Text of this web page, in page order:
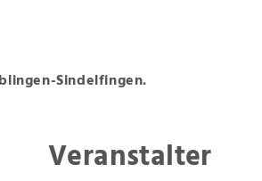
Sindelfingen.
Veranstalter